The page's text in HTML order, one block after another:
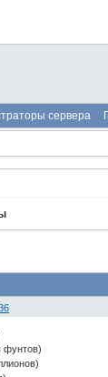
сервера
фунтов)